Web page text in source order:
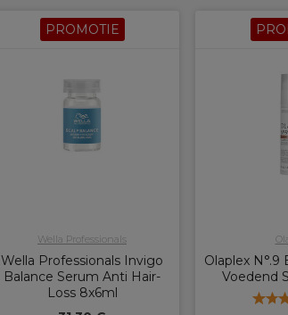
PROMOTIE
Wella Professionals
Wella Professionals Invigo
Balance Serum Anti Hair-
Loss 8x6ml
Olaplex
Voedend